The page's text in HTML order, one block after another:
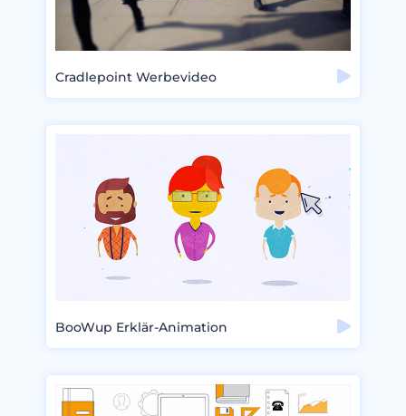
Cradlepoint Werbevideo
BooWup Erklär-Animation